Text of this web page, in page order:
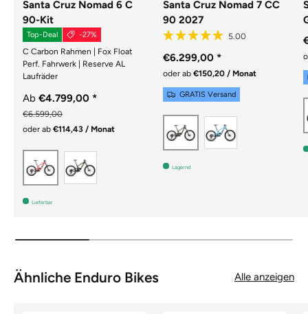
Santa Cruz Nomad 6 C
90-Kit
Top-Deal -27%
C Carbon Rahmen | Fox Float
Perf. Fahrwerk | Reserve AL
Laufräder
Ab €4.799,00 *
€6.599,00
oder ab €114,43 / Monat
GLOSS CORAL
Lieferbar
Santa Cruz Nomad 7 CC
90 2027
€6.299,00 *
oder ab €150,20 / Monat
GRATIS Versand
MATTE METALLIC
GLOSS
Lagernd
Ähnliche Enduro Bikes Alle anzeigen